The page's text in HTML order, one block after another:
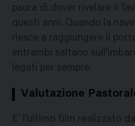
paura di dover rivelare il
questi anni. Quando la
riesce a raggiungere il
entrambi saltano
legati per sempre.
Valutazione
E' l'ultimo film realizzato